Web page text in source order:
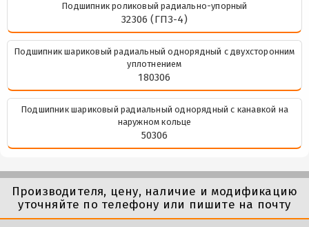
Подшипник роликовый радиально-упорный
32306 (ГПЗ-4)
Подшипник шариковый радиальный однорядный с двухсторонним
уплотнением
180306
Подшипник шариковый радиальный однорядный с канавкой на
наружном кольце
50306
Производителя, цену, наличие и модификацию
уточняйте по телефону или пишите на почту